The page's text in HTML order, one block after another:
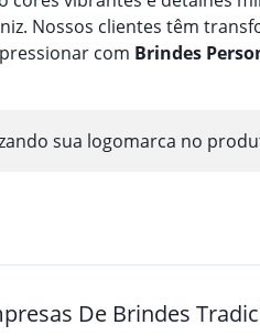
Nossos clientes têm
com Brindes
sua logomarca no
De Brindes